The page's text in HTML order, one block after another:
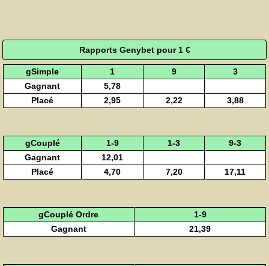
Rapports Genybet pour 1 €
gSimple 1 9
3
Gagnant
5,78
Placé
2,95 2,22 3,88
gCouplé 1-9 1-3
9-3
Gagnant
12,01
Placé
4,70 7,20 17,11
gCouplé Ordre
1-9
Gagnant
21,39